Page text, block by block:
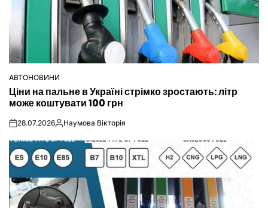
ОПУБЛІКУВАТИ
У
АВТОНОВИНИ
Ціни на пальне в Україні стрімко зростають: літр
може коштувати 100 грн
on28.07.2026Опубліковано
Наумова Вікторія